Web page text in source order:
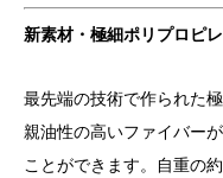
新素材・極細ポリプロピ
最先端の技術で作られた
親油性の高いファイバー
ことができます。自重の